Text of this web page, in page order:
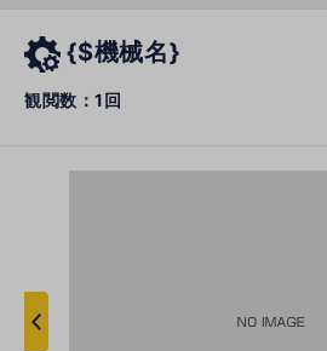
{$機械名}
観閲数：1回